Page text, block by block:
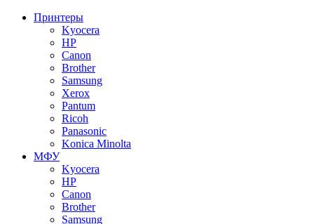
Принтеры
Kyocera
HP
Canon
Brother
Samsung
Xerox
Pantum
Ricoh
Panasonic
Konica Minolta
МФУ
Kyocera
HP
Canon
Brother
Samsung